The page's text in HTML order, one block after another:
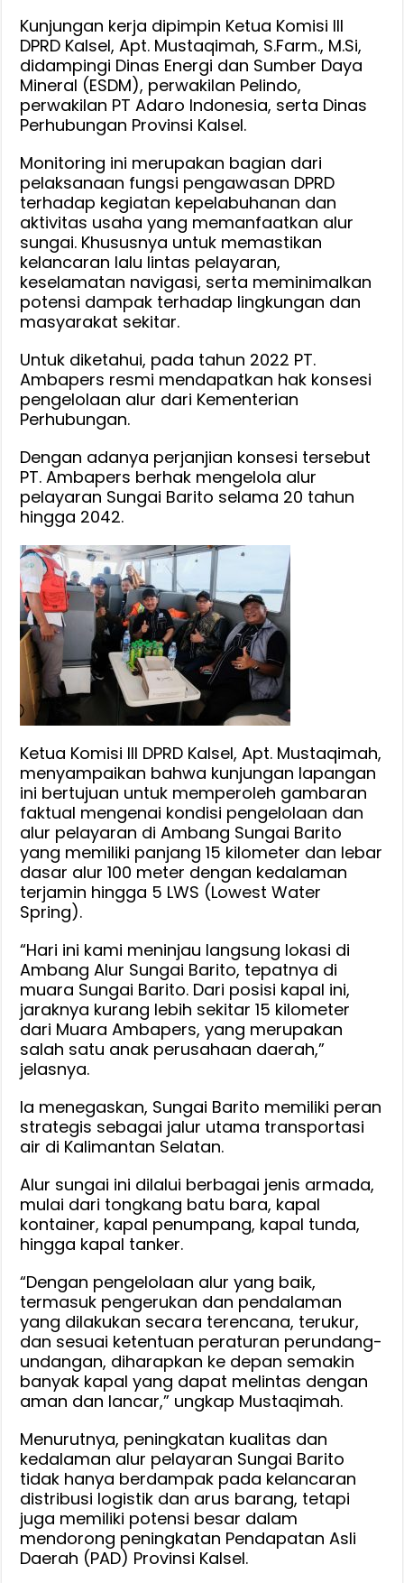
Sungai
Barito
Demi
Pelayaran
Kunjungan kerja dipimpin Ketua Komisi III
DPRD Kalsel, Apt. Mustaqimah, S.Farm., M.Si,
didampingi Dinas Energi dan Sumber Daya
Mineral (ESDM), perwakilan Pelindo,
perwakilan PT Adaro Indonesia, serta Dinas
Perhubungan Provinsi Kalsel.
Monitoring ini merupakan bagian dari
pelaksanaan fungsi pengawasan DPRD
terhadap kegiatan kepelabuhanan dan
aktivitas usaha yang memanfaatkan alur
sungai. Khususnya untuk memastikan
kelancaran lalu lintas pelayaran,
keselamatan navigasi, serta meminimalkan
potensi dampak terhadap lingkungan dan
masyarakat sekitar.
Untuk diketahui, pada tahun 2022 PT.
Ambapers resmi mendapatkan hak konsesi
pengelolaan alur dari Kementerian
Perhubungan.
Dengan adanya perjanjian konsesi tersebut
PT. Ambapers berhak mengelola alur
pelayaran Sungai Barito selama 20 tahun
hingga 2042.
Ketua Komisi III DPRD Kalsel, Apt. Mustaqimah,
menyampaikan bahwa kunjungan lapangan
ini bertujuan untuk memperoleh gambaran
faktual mengenai kondisi pengelolaan dan
alur pelayaran di Ambang Sungai Barito
yang memiliki panjang 15 kilometer dan lebar
dasar alur 100 meter dengan kedalaman
terjamin hingga 5 LWS (Lowest Water
Spring).
“Hari ini kami meninjau langsung lokasi di
Ambang Alur Sungai Barito, tepatnya di
muara Sungai Barito. Dari posisi kapal ini,
jaraknya kurang lebih sekitar 15 kilometer
dari Muara Ambapers, yang merupakan
salah satu anak perusahaan daerah,”
jelasnya.
Ia menegaskan, Sungai Barito memiliki peran
strategis sebagai jalur utama transportasi
air di Kalimantan Selatan.
Alur sungai ini dilalui berbagai jenis armada,
mulai dari tongkang batu bara, kapal
kontainer, kapal penumpang, kapal tunda,
hingga kapal tanker.
“Dengan pengelolaan alur yang baik,
termasuk pengerukan dan pendalaman
yang dilakukan secara terencana, terukur,
dan sesuai ketentuan peraturan perundang-
undangan, diharapkan ke depan semakin
banyak kapal yang dapat melintas dengan
aman dan lancar,” ungkap Mustaqimah.
Menurutnya, peningkatan kualitas dan
kedalaman alur pelayaran Sungai Barito
tidak hanya berdampak pada kelancaran
distribusi logistik dan arus barang, tetapi
juga memiliki potensi besar dalam
mendorong peningkatan Pendapatan Asli
Daerah (PAD) Provinsi Kalsel.